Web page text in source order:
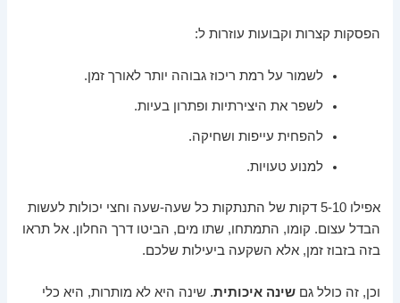
הפסקות קצרות וקבועות עוזרות ל:
לשמור על רמת ריכוז גבוהה יותר לאורך זמן.
לשפר את היצירתיות ופתרון בעיות.
להפחית עייפות ושחיקה.
למנוע טעויות.
אפילו 5-10 דקות של התנתקות כל שעה-שעה וחצי יכולות לעשות
הבדל עצום. קומו, התמתחו, שתו מים, הביטו דרך החלון. אל תראו
בזה בזבוז זמן, אלא השקעה ביעילות שלכם.
וכן, זה כולל גםשינה איכותית. שינה היא לא מותרות, היא כלי